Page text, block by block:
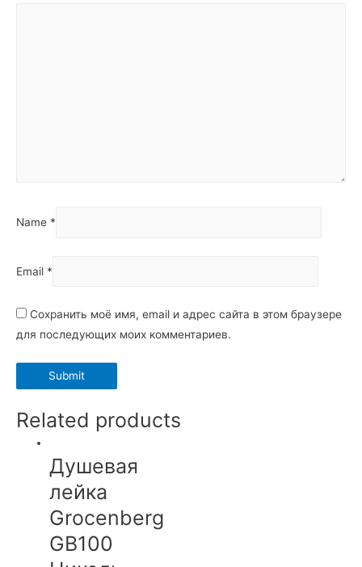
Name *
Email *
Сохранить моё имя, email и адрес сайта в этом браузере
для последующих моих комментариев.
Related products
Душевая
лейка
Grocenberg
GB100